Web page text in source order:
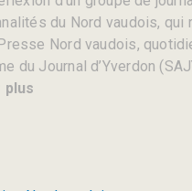
du Nord vaudois,
Nord vaudois,
du Journal d’Yverdon
plus